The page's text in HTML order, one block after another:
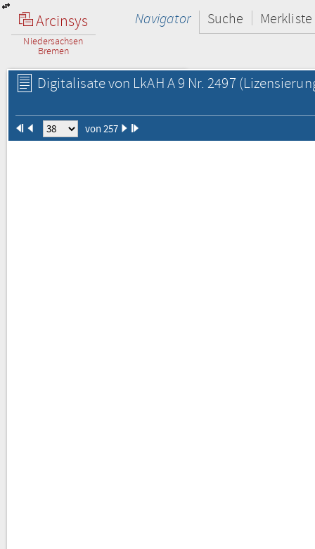
Arcinsys
Niedersachsen
Bremen
Navigator Suche Merkliste
Digitalisate von LkAH A 9 Nr. 2497
von 257